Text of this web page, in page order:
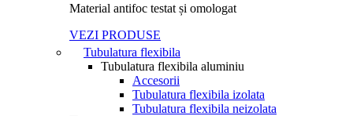
Material antifoc testat și omologat
VEZI PRODUSE
Tubulatura flexibila
Tubulatura flexibila aluminiu
Accesorii
Tubulatura flexibila izolata
Tubulatura flexibila neizolata